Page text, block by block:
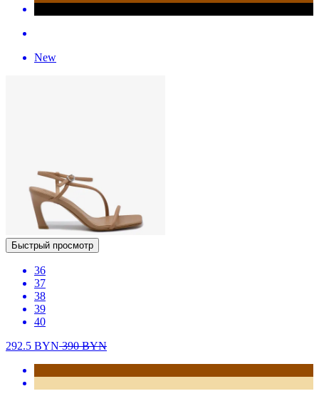
New
Быстрый просмотр
36
37
38
39
40
292.5 BYN390BYN